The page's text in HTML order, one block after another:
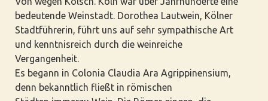
bedeutende Weinstadt. Dorothea Lautwein, Kölner
Stadtführerin, führt uns auf sehr sympathische Art
und kenntnisreich durch die weinreiche
Vergangenheit.
Es begann in Colonia Claudia Ara Agrippinensium,
denn bekanntlich fließt in römischen